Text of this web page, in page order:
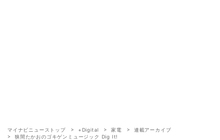
マイナビニューストップ +Digital 家電
連載アーカイブ
狭間たかおのゴキゲンミュージック Dig It!